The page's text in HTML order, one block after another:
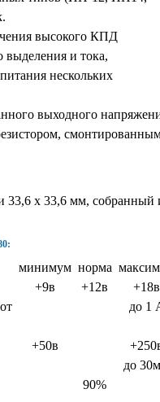
высокого КПД
выделения и тока,
нескольких
выходного
33,6 х 33,6 мм, собранный
минимум норма
+9в +12в
+18в
до 1
+50в
до
90%